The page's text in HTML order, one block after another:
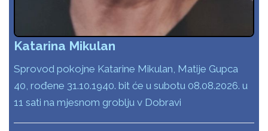
Katarina Mikulan
Sprovod pokojne Katarine Mikulan, Matije Gupca
40, rođene 31.10.1940. bit će u subotu 08.08.2026. u
11 sati na mjesnom groblju v Dobravi